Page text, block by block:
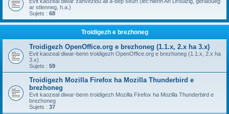
ar stlenneg, h.a.)
Sujets : 68
Troidigezh e brezhoneg
Troidigezh OpenOffice.org e brezhoneg (1.1.x, 2.x ha 3.x)
Evit kaozeal diwar-benn troidigezh OpenOffice.org e brezhoneg (1.1.x, 2.x ha
3.x)
Sujets : 59
Troidigezh Mozilla Firefox ha Mozilla Thunderbird e
brezhoneg
Evit kaozeal diwar-benn troidigezh Mozilla Firefox ha Mozilla Thunderbird e
brezhoneg
Sujets : 37